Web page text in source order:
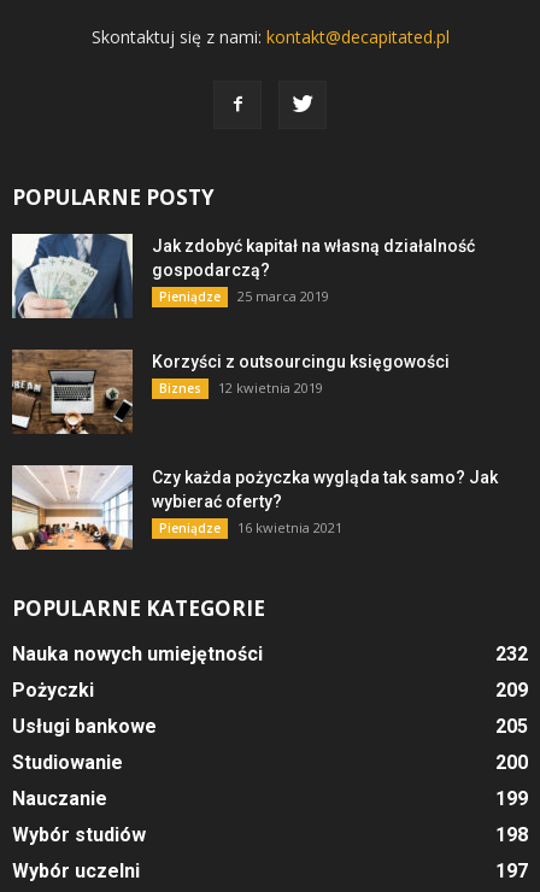
Skontaktuj się z nami: kontakt@decapitated.pl
POPULARNE POSTY
Jak zdobyć kapitał na własną działalność
gospodarczą?
Pieniądze 25 marca 2019
Korzyści z outsourcingu księgowości
Biznes 12 kwietnia 2019
Czy każda pożyczka wygląda tak samo? Jak
wybierać oferty?
Pieniądze 16 kwietnia 2021
POPULARNE KATEGORIE
Nauka nowych umiejętności
232
Pożyczki
209
Usługi bankowe
205
Studiowanie
200
Nauczanie
199
Wybór studiów
198
Wybór uczelni
197